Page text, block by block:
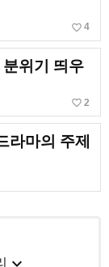
favorite_border 4
위기 띄우
favorite_border 2
라마의 주제